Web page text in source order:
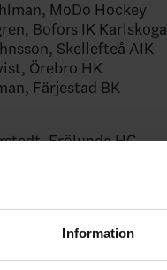
Information
MoDo Hockey
Bofors IK Karlskoga
Skellefteå AIK
Örebro HK
Färjestad BK
Frölunda HC
Luleå HF
Växjö Lakers HC